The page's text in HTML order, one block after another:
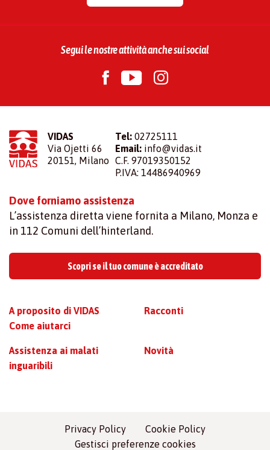
Segui le nostre attività anche sui social
VIDAS
Via Ojetti 66
20151, Milano
Tel: 02725111
Email: info@vidas.it
C.F. 97019350152
P.IVA: 14486940969
Dove forniamo assistenza
L’assistenza diretta viene fornita a Milano, Monza e
in 112 Comuni dell’hinterland.
Scopri se il tuo comune è accreditato
A proposito di VIDAS
Come aiutarci
Assistenza ai malati
inguaribili
Racconti
Novità
Privacy Policy
Cookie Policy
Gestisci preferenze cookies